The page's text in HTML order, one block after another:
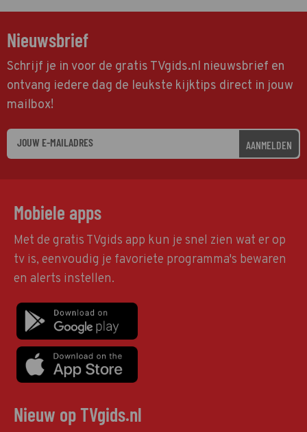
Nieuwsbrief
Schrijf je in voor de gratis TVgids.nl nieuwsbrief en
ontvang iedere dag de leukste kijktips direct in jouw
mailbox!
AANMELDEN
Mobiele apps
Met de gratis TVgids app kun je snel zien wat er op
tv is, eenvoudig je favoriete programma's bewaren
en alerts instellen.
Nieuw op TVgids.nl